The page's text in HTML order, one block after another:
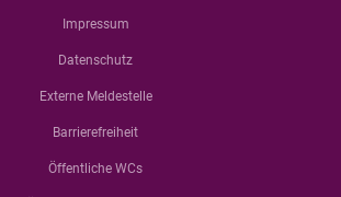
Impressum
Datenschutz
Externe Meldestelle
Barrierefreiheit
Öffentliche WCs